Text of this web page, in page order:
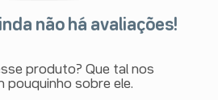
não há avaliações!
produto? Que tal nos
pouquinho sobre ele.